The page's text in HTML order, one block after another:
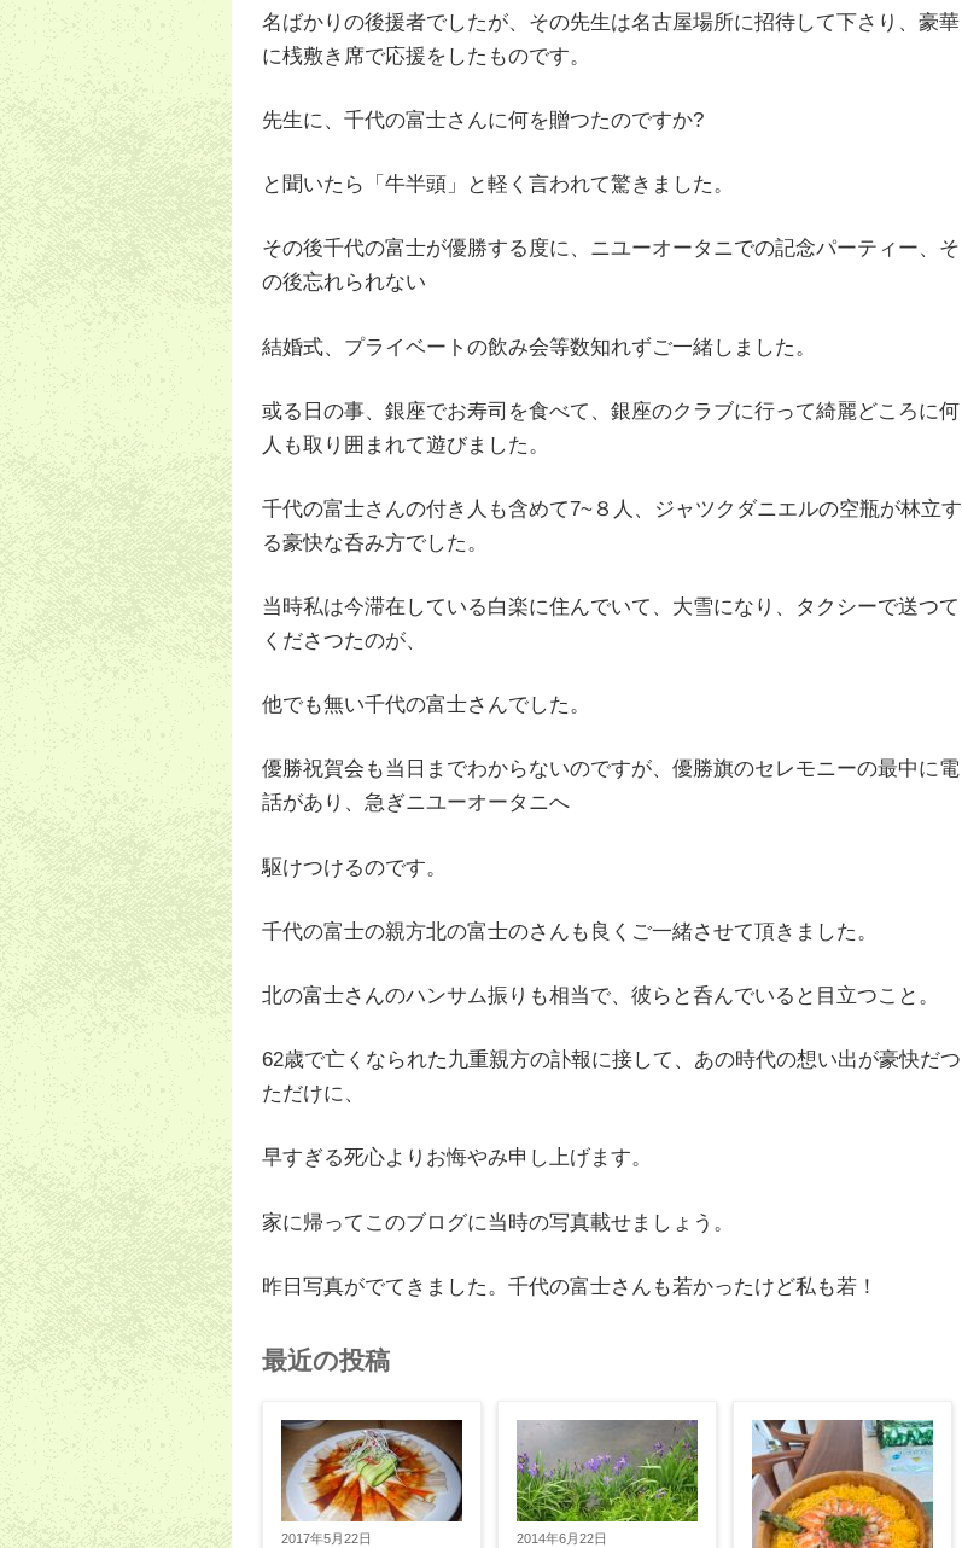
名ばかりの後援者でしたが、その先生は名古屋場所に招待して下さり、豪華
に桟敷き席で応援をしたものです。
先生に、千代の富士さんに何を贈つたのですか?
と聞いたら「牛半頭」と軽く言われて驚きました。
その後千代の富士が優勝する度に、ニユーオータニでの記念パーティー、そ
の後忘れられない
結婚式、プライベートの飲み会等数知れずご一緒しました。
或る日の事、銀座でお寿司を食べて、銀座のクラブに行って綺麗どころに何
人も取り囲まれて遊びました。
千代の富士さんの付き人も含めて7~８人、ジャツクダニエルの空瓶が林立す
る豪快な呑み方でした。
当時私は今滞在している白楽に住んでいて、大雪になり、タクシーで送つて
くださつたのが、
他でも無い千代の富士さんでした。
優勝祝賀会も当日までわからないのですが、優勝旗のセレモニーの最中に電
話があり、急ぎニユーオータニへ
駆けつけるのです。
千代の富士の親方北の富士のさんも良くご一緒させて頂きました。
北の富士さんのハンサム振りも相当で、彼らと呑んでいると目立つこと。
62歳で亡くなられた九重親方の訃報に接して、あの時代の想い出が豪快だつ
ただけに、
早すぎる死心よりお悔やみ申し上げます。
家に帰ってこのブログに当時の写真載せましょう。
昨日写真がでてきました。千代の富士さんも若かったけど私も若！
最近の投稿
2017年5月22日
2014年6月22日